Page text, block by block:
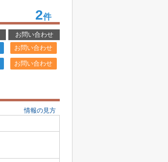
2件
お問い合わせ
お問い合わせ
お問い合わせ
情報の見方